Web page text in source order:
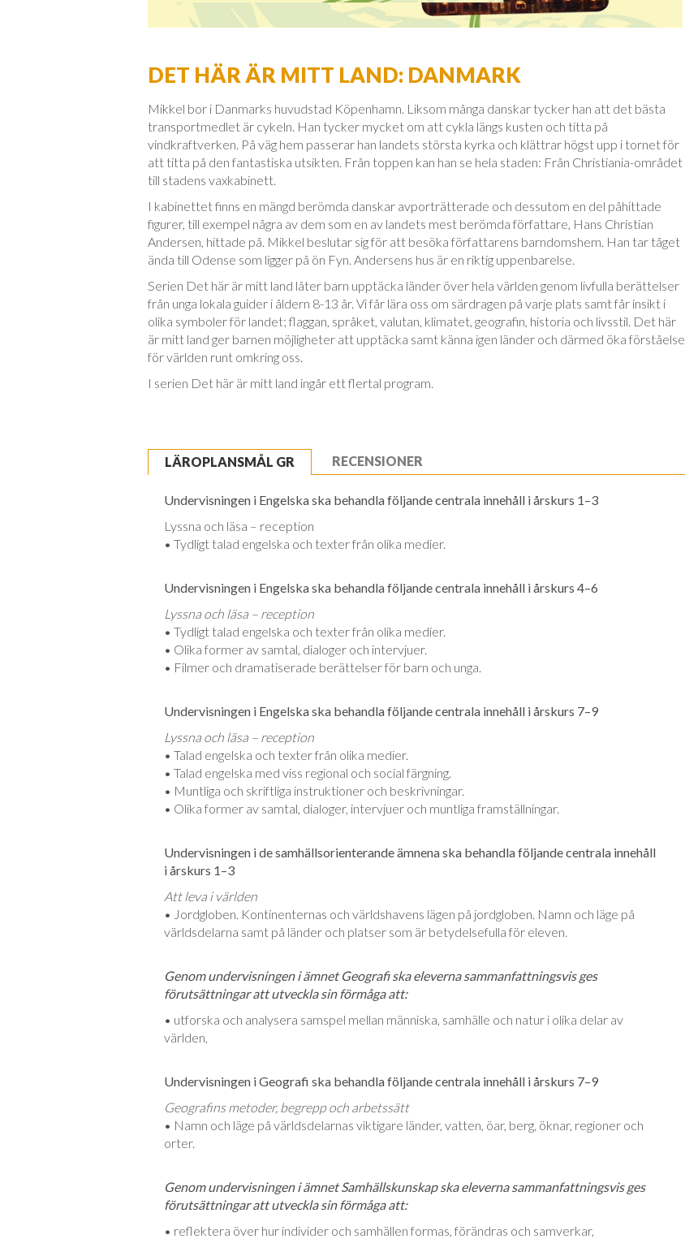
DET HÄR ÄR MITT LAND: DANMARK
Mikkel bor i Danmarks huvudstad Köpenhamn. Liksom många danskar tycker han att det bästa
transportmedlet är cykeln. Han tycker mycket om att cykla längs kusten och titta på
vindkraftverken. På väg hem passerar han landets största kyrka och klättrar högst upp i tornet för
att titta på den fantastiska utsikten. Från toppen kan han se hela staden: Från Christiania-området
till stadens vaxkabinett.
I kabinettet finns en mängd berömda danskar avporträtterade och dessutom en del påhittade
figurer, till exempel några av dem som en av landets mest berömda författare, Hans Christian
Andersen, hittade på. Mikkel beslutar sig för att besöka författarens barndomshem. Han tar tåget
ända till Odense som ligger på ön Fyn. Andersens hus är en riktig uppenbarelse.
Serien Det här är mitt land låter barn upptäcka länder över hela världen genom livfulla berättelser
från unga lokala guider i åldern 8-13 år. Vi får lära oss om särdragen på varje plats samt får insikt i
olika symboler för landet; flaggan, språket, valutan, klimatet, geografin, historia och livsstil. Det här
är mitt land ger barnen möjligheter att upptäcka samt känna igen länder och därmed öka förståelse
för världen runt omkring oss.
I serien Det här är mitt land ingår ett flertal program.
LÄROPLANSMÅL GR
Undervisningen i Engelska ska behandla följande centrala innehåll i årskurs 1–3
Lyssna och läsa – reception
• Tydligt talad engelska och texter från olika medier.
Undervisningen i Engelska ska behandla följande centrala innehåll i årskurs 4–6
Lyssna och läsa – reception
• Tydligt talad engelska och texter från olika medier.
• Olika former av samtal, dialoger och intervjuer.
• Filmer och dramatiserade berättelser för barn och unga.
Undervisningen i Engelska ska behandla följande centrala innehåll i årskurs 7–9
Lyssna och läsa – reception
• Talad engelska och texter från olika medier.
• Talad engelska med viss regional och social färgning.
• Muntliga och skriftliga instruktioner och beskrivningar.
• Olika former av samtal, dialoger, intervjuer och muntliga framställningar.
Undervisningen i de samhällsorienterande ämnena ska behandla följande centrala innehåll
i årskurs 1–3
Att leva i världen
• Jordgloben. Kontinenternas och världshavens lägen på jordgloben. Namn och läge på
världsdelarna samt på länder och platser som är betydelsefulla för eleven.
Genom undervisningen i ämnet Geografi ska eleverna sammanfattningsvis ges
förutsättningar att utveckla sin förmåga att:
• utforska och analysera samspel mellan människa, samhälle och natur i olika delar av
världen,
Undervisningen i Geografi ska behandla följande centrala innehåll i årskurs 7–9
Geografins metoder, begrepp och arbetssätt
• Namn och läge på världsdelarnas viktigare länder, vatten, öar, berg, öknar, regioner och
orter.
Genom undervisningen i ämnet Samhällskunskap ska eleverna sammanfattningsvis ges
förutsättningar att utveckla sin förmåga att:
• reflektera över hur individer och samhällen formas, förändras och samverkar,
RECENSIONER